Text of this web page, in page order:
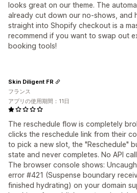
looks great on our theme. The
already cut down our no-shows, and
straight into Shopify checkout is a
recommend if you want to swap out
booking tools!
The reschedule flow is completely
clicks the reschedule link from their
to pick a new slot, the "Reschedule"
state and never completes. No API
The browser console shows:
error #421 (Suspense boundary
finished hydrating) on your domain
Skin Diligent FR
フランス
アプリの使用期間：11日